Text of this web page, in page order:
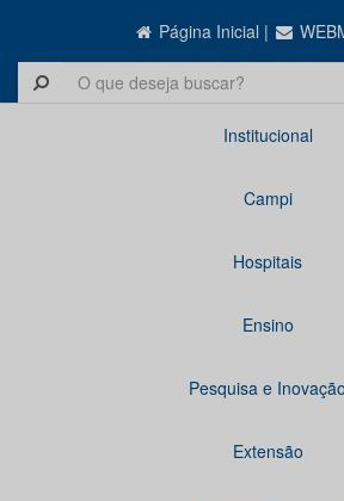
Página Inicial |
Institucional
Campi
Hospitais
Ensino
Pesquisa e Inovação
Extensão